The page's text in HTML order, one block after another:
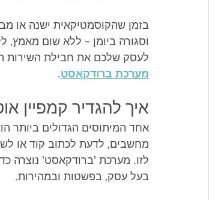
בזמן שהקוסמטיקאית ישנה או
וסגורה ביומן – ללא שום מאמץ,
לעסק שלכם את חבילת השירות
מערכת ברודקאסט.
איך להגדיר קמפיין
אחד המיתוסים הגדולים ביותר
מחשבים, לדעת לכתוב קוד או
לזו. מערכת 'ברודקאסט' נוצרה
בעל עסק, בפשטות ובמהירות.